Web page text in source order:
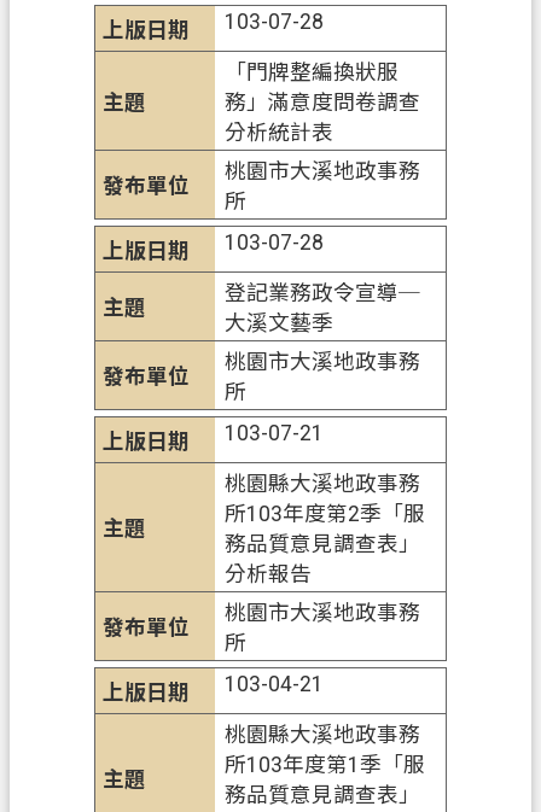
103-07-28
「門牌整編換狀服
務」滿意度問卷調查
分析統計表
桃園市大溪地政事務
所
103-07-28
登記業務政令宣導─
大溪文藝季
桃園市大溪地政事務
所
103-07-21
桃園縣大溪地政事務
所103年度第2季「服
務品質意見調查表」
分析報告
桃園市大溪地政事務
所
103-04-21
桃園縣大溪地政事務
所103年度第1季「服
務品質意見調查表」